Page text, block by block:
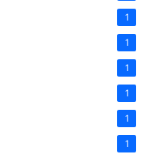
1
1
1
1
1
1